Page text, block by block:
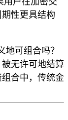
性更具结构
地可组合吗？
无许可地结算
组合中，传统金